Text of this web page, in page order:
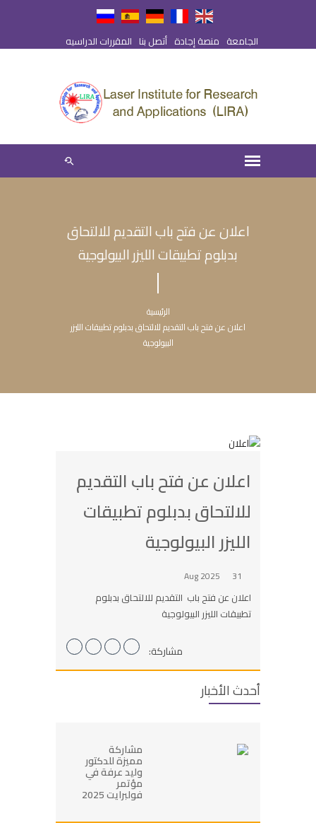
الجامعة منصة إجادة أتصل بنا المقررات الدراسيه
اعلان عن فتح باب التقديم للالتحاق
بدبلوم تطبيقات الليزر البيولوجية
الرئيسية
اعلان عن فتح باب التقديم للالتحاق بدبلوم تطبيقات الليزر
البيولوجية
اعلان عن فتح باب التقديم
للالتحاق بدبلوم تطبيقات
الليزر البيولوجية
31 Aug 2025
اعلان عن فتح باب التقديم للالتحاق بدبلوم
تطبيقات الليزر البيولوجية
مشاركة:
أحدث الأخبار
مشاركة
مميزة للدكتور
وليد عرفة في
مؤتمر
فولبرايت 2025